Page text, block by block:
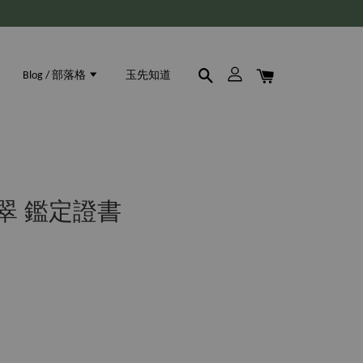
Blog / 部落格 玉先知道
鑑定證書